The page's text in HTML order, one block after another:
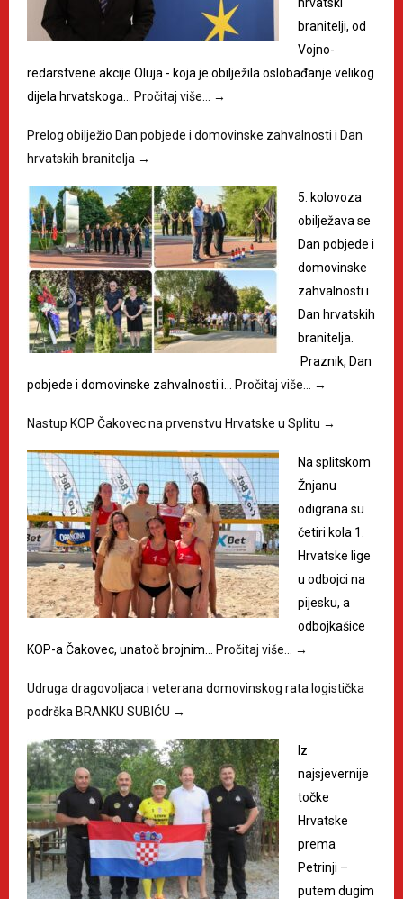
branitelji, od
Vojno-
redarstvene akcije Oluja - koja je obilježila oslobađanje velikog
dijela hrvatskoga… Pročitaj više… →
Prelog obilježio Dan pobjede i domovinske zahvalnosti i Dan
hrvatskih branitelja →
5. kolovoza
obilježava se
Dan pobjede i
domovinske
zahvalnosti i
Dan hrvatskih
branitelja.
Praznik, Dan
pobjede i domovinske zahvalnosti i… Pročitaj više… →
Nastup KOP Čakovec na prvenstvu Hrvatske u Splitu →
Na splitskom
Žnjanu
odigrana su
četiri kola 1.
Hrvatske lige
u odbojci na
pijesku, a
odbojkašice
KOP-a Čakovec, unatoč brojnim… Pročitaj više… →
Udruga dragovoljaca i veterana domovinskog rata logistička
podrška BRANKU SUBIĆU →
Iz
najsjevernije
točke
Hrvatske
prema
Petrinji –
putem dugim